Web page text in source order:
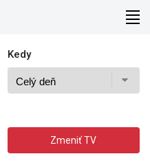
Kedy
Zmeniť TV